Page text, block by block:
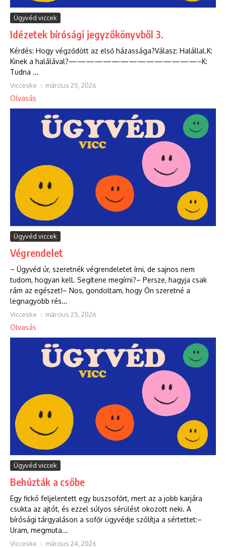
Ügyvéd viccek
Idézetek bírósági jegyzőkönyvből 3.
Kérdés: Hogy végződött az első házassága?Válasz: Halállal.K:
Kinek a halálával?———————————————–K:
Tudna ...
Vicceske március 25, 2026
Olvasás
Ügyvéd viccek
Végrendelet
– Ügyvéd úr, szeretnék végrendeletet írni, de sajnos nem
tudom, hogyan kell. Segítene megírni?– Persze, hagyja csak
rám az egészet!– Nos, gondoltam, hogy Ön szeretné a
legnagyobb rés...
Vicceske március 25, 2026
Olvasás
Ügyvéd viccek
Behúzták a csőbe
Egy fickó feljelentett egy buszsofőrt, mert az a jobb karjára
csukta az ajtót, és ezzel súlyos sérülést okozott neki. A
bírósági tárgyaláson a sofőr ügyvédje szólítja a sértettet:–
Uram, megmuta...
Vicceske március 24, 2026